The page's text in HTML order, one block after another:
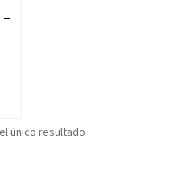
único resultado